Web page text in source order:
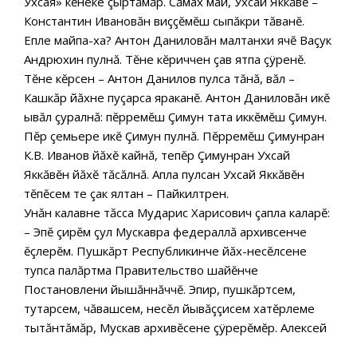
Константин Ивановăн виççĕмĕш сыпăкри тăванĕ.
Епле майпа-ха? Антон Даниловăн малтанхи ячĕ Ваçук
Андрюхин пулнă. Тĕне кĕриччен çав ятпа çÿренĕ.
Тĕне кĕрсен – Антон Данилов пулса тăнă, вăл –
Кашкăр йăхне пуçарса яраканĕ. Антон Даниловăн икĕ
ывăл çуралнă: пĕрремĕш Çимун тата иккĕмĕш Çимун.
Пĕр çемьере икĕ Çимун пулнă. Пĕрремĕш Çимунран
К.В. Иванов йăхĕ кайнă, тепĕр Çимунран Ухсай
Яккăвĕн йăхĕ тăсăлнă. Апла пулсан Ухсай Яккăвĕн
тĕпĕсем те çак ялтан – Пайкилтрен.
Унăн калавне тăсса Мударис Харисович çапла каларĕ:
– Эпĕ çирĕм çул Мускавра федераллă архивсенче
ĕçлерĕм. Пушкăрт Республикинче йăх-несĕлсене
тупса палăртма Правительство шайĕнче
Постановлени йышăннăччĕ. Эпир, пушкăртсем,
тутарсем, чăвашсем, несĕл йывăççисем хатĕрлеме
тытăнтăмăр, Мускав архивĕсене çÿрерĕмĕр. Алексей